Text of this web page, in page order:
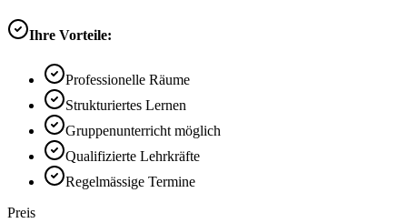
Ihre Vorteile:
Professionelle Räume
Strukturiertes Lernen
Gruppenunterricht möglich
Qualifizierte Lehrkräfte
Regelmässige Termine
Preis